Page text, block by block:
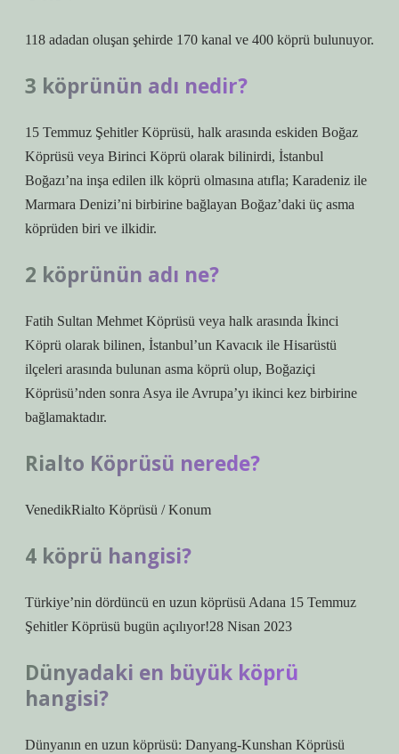
118 adadan oluşan şehirde 170 kanal ve 400 köprü bulunuyor.
3 köprünün adı nedir?
15 Temmuz Şehitler Köprüsü, halk arasında eskiden Boğaz
Köprüsü veya Birinci Köprü olarak bilinirdi, İstanbul
Boğazı’na inşa edilen ilk köprü olmasına atıfla; Karadeniz ile
Marmara Denizi’ni birbirine bağlayan Boğaz’daki üç asma
köprüden biri ve ilkidir.
2 köprünün adı ne?
Fatih Sultan Mehmet Köprüsü veya halk arasında İkinci
Köprü olarak bilinen, İstanbul’un Kavacık ile Hisarüstü
ilçeleri arasında bulunan asma köprü olup, Boğaziçi
Köprüsü’nden sonra Asya ile Avrupa’yı ikinci kez birbirine
bağlamaktadır.
Rialto Köprüsü nerede?
VenedikRialto Köprüsü / Konum
4 köprü hangisi?
Türkiye’nin dördüncü en uzun köprüsü Adana 15 Temmuz
Şehitler Köprüsü bugün açılıyor!28 Nisan 2023
Dünyadaki en büyük köprü
hangisi?
Dünyanın en uzun köprüsü: Danyang-Kunshan Köprüsü